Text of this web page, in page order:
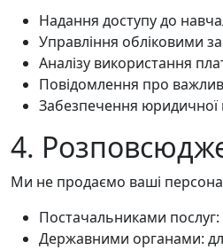
Надання доступу до
Управління обліковими
Аналізу використання
Повідомлення про
Забезпечення юридичної
4.
Ми не продаємо ваші
Постачальниками послуг:
Державними органами: